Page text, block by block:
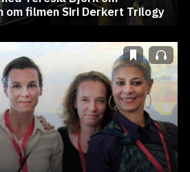
om filmen Siri Derkert Trilogy